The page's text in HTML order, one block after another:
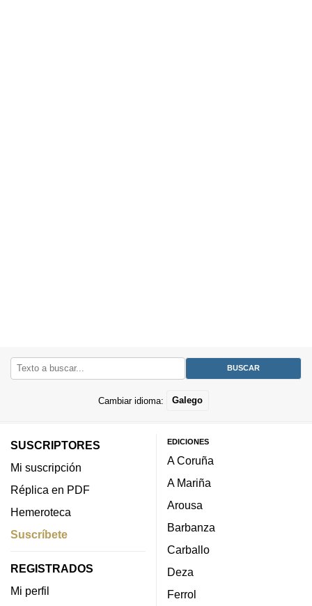
Cambiar idioma: Galego
SUSCRIPTORES
Mi suscripción
Réplica en PDF
Hemeroteca
Suscríbete
REGISTRADOS
Mi perfil
EDICIONES
A Coruña
A Mariña
Arousa
Barbanza
Carballo
Deza
Ferrol